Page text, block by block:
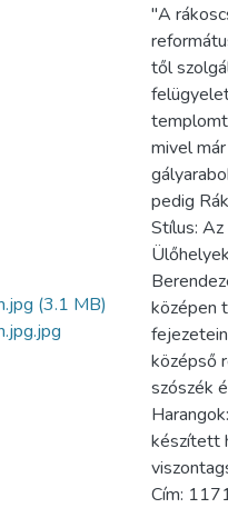
(3.1 MB)
"A
től
mivel
pedig
Stílus:
középen
középső
szószék
készített
Cím: